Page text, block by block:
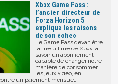
Xbox Game Pass :
l’ancien directeur de
Forza Horizon 5
explique les raisons
de son échec
Le Game Pass devait être
l’arme ultime de Xbox, à
savoir un abonnement
capable de changer notre
manière de consommer
les jeux vidéo, en
un paiement mensuel.